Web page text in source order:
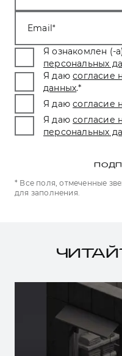
Email
Я ознакомлен (-
персональных
Я даю согласие
данных.*
Я даю согласие
Я даю согласие
персональных
* Все поля, отмеченные
для заполнения.